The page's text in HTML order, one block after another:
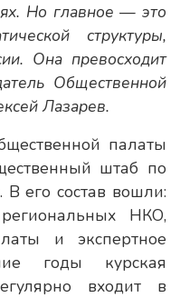
Но главное — это
структуры,
Она превосходит
Общественной
Лазарев.
палаты
штаб по
его состав вошли:
НКО,
и экспертное
годы курская
входит в